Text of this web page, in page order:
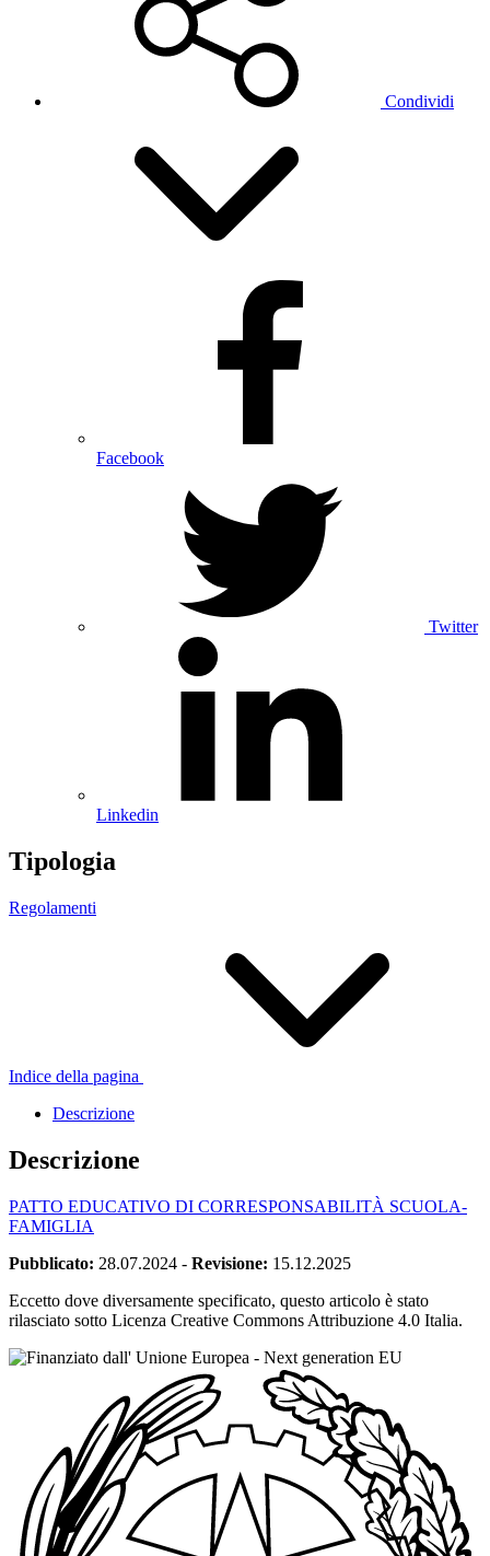
Condividi
Facebook
Twitter
Linkedin
Tipologia
Regolamenti
Indice della pagina
Descrizione
Descrizione
PATTO EDUCATIVO DI CORRESPONSABILITÀ SCUOLA-
FAMIGLIA
Pubblicato: 28.07.2024 - Revisione: 15.12.2025
Eccetto dove diversamente specificato, questo articolo è stato
rilasciato sotto Licenza Creative Commons Attribuzione 4.0 Italia.